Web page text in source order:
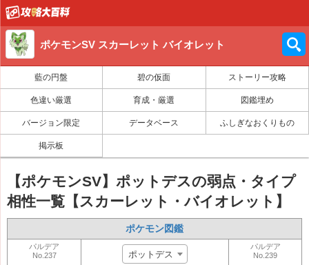
ポケモンSV スカーレット バイオレット
藍の円盤 碧の仮面 ストーリー攻略
色違い厳選 育成・厳選 図鑑埋め
バージョン限定 データベース ふしぎなおくりもの
掲示板
【ポケモンSV】ポットデスの弱点・タイプ
相性一覧【スカーレット・バイオレット】
ポケモン図鑑
パルデア
No.237
ポットデス
パルデア
No.239